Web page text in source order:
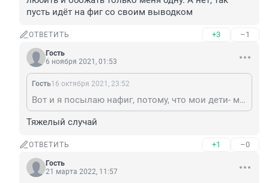
пусть идёт на фиг со своим выводком
ОТВЕТИТЬ +3 –1
Гость
6 ноября 2021, 01:53
Гость16 октября 2021, 23:52
Вот и я посылаю нафиг, потому, что мои дети- моя ответственность. Я им должна убирать, стирать и готовить. А его детям пусть его бывшая все это делает. Мужик, который пришёл ко мне- должен любить и обожать только меня одну. А нет, так пусть идёт на фиг со своим выводком
Тяжелый случай
ОТВЕТИТЬ +1 –0
Гость
21 марта 2022, 11:57